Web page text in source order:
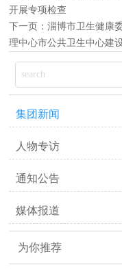
开展专项检查
下一页：淄博市卫生健康
理中心市公共卫生中心建
集团新闻
人物专访
通知公告
媒体报道
为你推荐